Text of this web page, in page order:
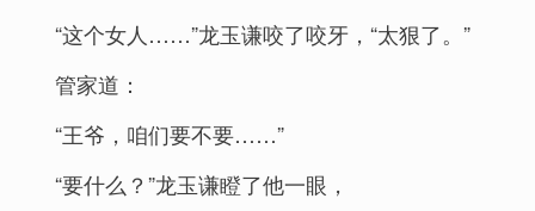
“这个女人……”龙玉谦咬了咬牙，“太狠了。”
管家道：
“王爷，咱们要不要……”
“要什么？”龙玉谦瞪了他一眼，